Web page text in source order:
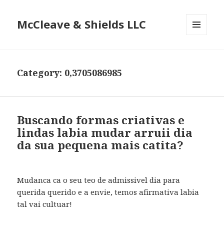
McCleave & Shields LLC
Category: 0,3705086985
Buscando formas criativas e
lindas labia mudar arruii dia
da sua pequena mais catita?
Mudanca ca o seu teo de admissivel dia para
querida querido e a envie, temos afirmativa labia
tal vai cultuar!